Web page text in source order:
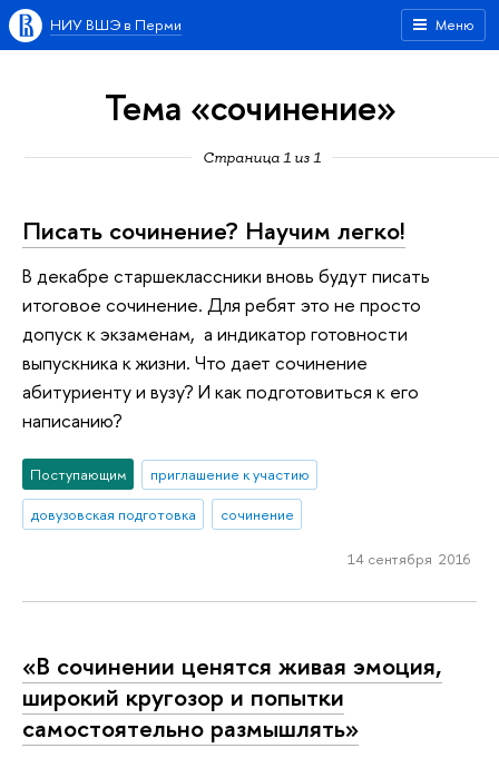
Меню
НИУ ВШЭ в Перми
Тема «сочинение»
Страница 1 из 1
Писать сочинение? Научим легко!
В декабре старшеклассники вновь будут писать
итоговое сочинение. Для ребят это не просто
допуск к экзаменам, а индикатор готовности
выпускника к жизни. Что дает сочинение
абитуриенту и вузу? И как подготовиться к его
написанию?
Поступающим
приглашение к участию
довузовская подготовка
сочинение
14 сентября 2016
«В сочинении ценятся живая эмоция,
широкий кругозор и попытки
самостоятельно размышлять»